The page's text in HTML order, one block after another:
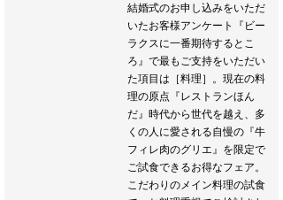
結婚式のお申し込みをいただ
いたお客様アンケート『ビー
ラクスに一番期待するとこ
ろ』で最もご支持をいただい
た項目は［料理］。現在の料
理の原点『レストランほん
だ』時代から世代を越え、多
くの人に愛される自慢の『牛
フィレ肉のグリエ』を限定で
ご試食できるお得なフェア。
こだわりのメイン料理の試食